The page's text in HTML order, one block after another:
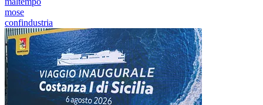
mose
confindustria